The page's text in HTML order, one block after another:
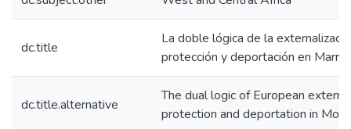
dc.title
La doble lógica de la
protección y deportación en
dc.title.alternative
The dual logic of European
protection and deportation in